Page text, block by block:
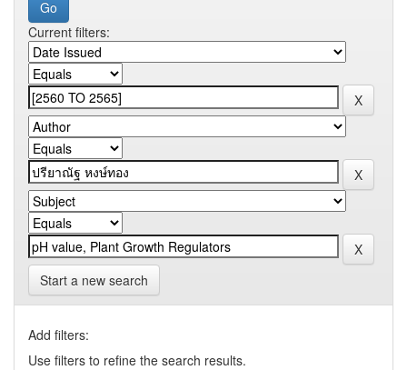
Current filters:
Start a new search
Add filters:
Use filters to refine the search results.